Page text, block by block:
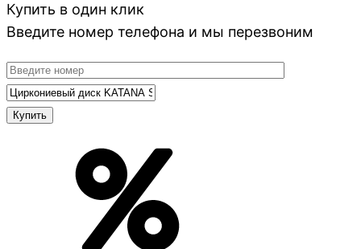
Купить в один клик
Введите номер телефона и мы перезвоним